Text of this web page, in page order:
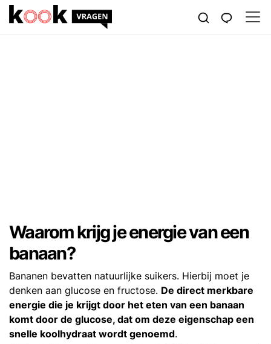
Waarom krijg je energie van een
banaan?
Bananen bevatten natuurlijke suikers. Hierbij moet je
denken aan glucose en fructose. De direct merkbare
energie die je krijgt door het eten van een banaan
komt door de glucose, dat om deze eigenschap een
snelle koolhydraat wordt genoemd.